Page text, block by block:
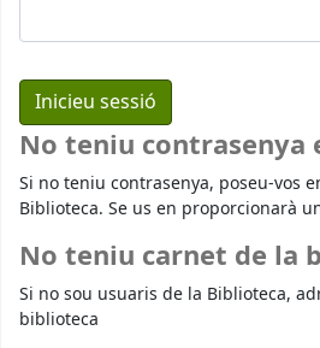
No teniu contrasenya
Si no teniu contrasenya, poseu-vos
Biblioteca. Se us en proporcionarà
No teniu carnet de la
Si no sou usuaris de la Biblioteca,
biblioteca